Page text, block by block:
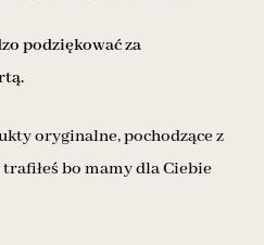
podziękować za
oryginalne, pochodzące z
bo mamy dla Ciebie